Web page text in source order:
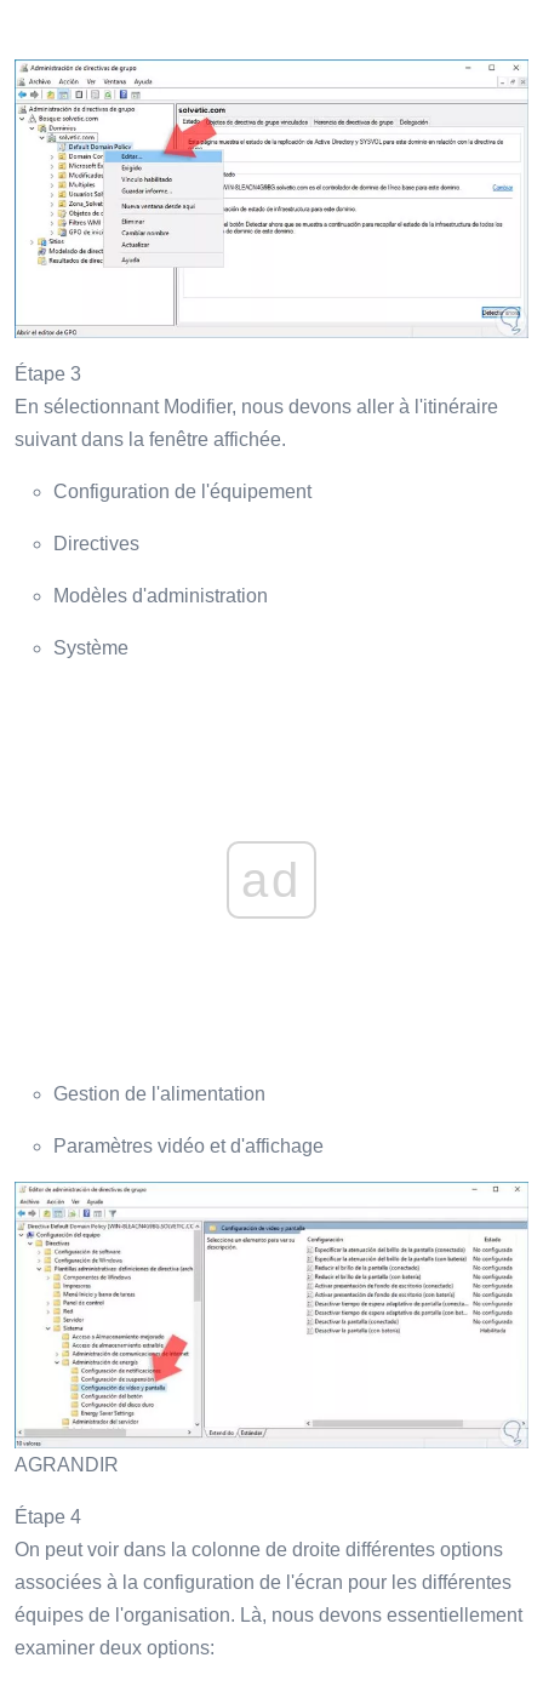
Étape 3
En sélectionnant Modifier, nous devons aller à l'itinéraire
suivant dans la fenêtre affichée.
Configuration de l'équipement
Directives
Modèles d'administration
Système
ad
Gestion de l'alimentation
Paramètres vidéo et d'affichage
AGRANDIR
Étape 4
On peut voir dans la colonne de droite différentes options
associées à la configuration de l'écran pour les différentes
équipes de l'organisation. Là, nous devons essentiellement
examiner deux options: